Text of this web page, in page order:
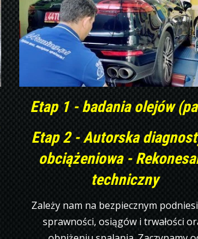
Etap 1 - badania olejów
Etap 2 - Autorska
obciążeniowa -
techniczny
Zależy nam na bezpiecznym
sprawności, osiągów i trwałości